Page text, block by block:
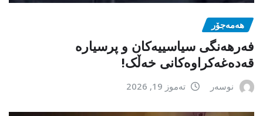
هەمەجۆر
فەرهەنگی سیاسییەکان و پرسیارە
قەدەغەکراوەکانی خەڵک!
نوسەر تەموز 19, 2026